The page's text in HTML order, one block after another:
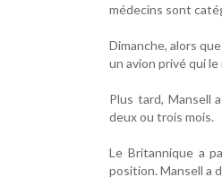
médecins sont
Dimanche, alors
un avion privé qui
Plus tard, Mansell
deux ou trois mois.
Le Britannique a
position. Mansell a